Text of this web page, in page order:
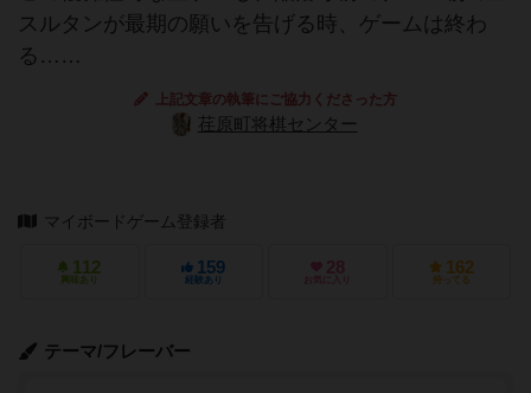
スルタンが最期の願いを告げる時、ゲームは終わ
る……
上記文章の執筆にご協力くださった方
荏原町将棋センター
マイボードゲーム登録者
112
興味あり
159
経験あり
28
お気に入り
162
持ってる
テーマ/フレーバー